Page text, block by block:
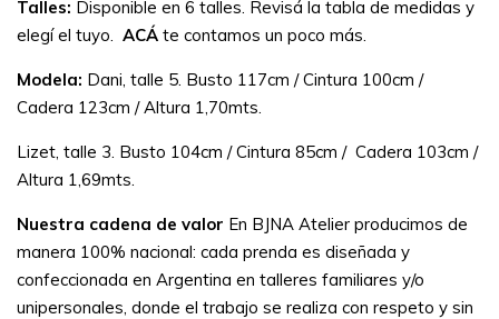
Talles: Disponible en 6 talles. Revisá la tabla de medidas y
elegí el tuyo. ACÁ te contamos un poco más.
Modela: Dani, talle 5. Busto 117cm / Cintura 100cm /
Cadera 123cm / Altura 1,70mts.
Lizet, talle 3. Busto 104cm / Cintura 85cm / Cadera 103cm /
Altura 1,69mts.
Nuestra cadena de valor En BJNA Atelier producimos de
manera 100% nacional: cada prenda es diseñada y
confeccionada en Argentina en talleres familiares y/o
unipersonales, donde el trabajo se realiza con respeto y sin